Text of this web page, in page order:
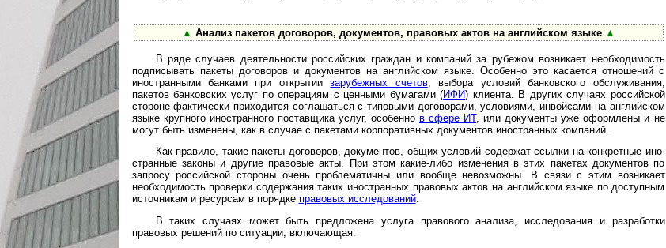
▲ Анализ пакетов договоров, документов, правовых актов на английском языке ▲
В ряде случаев деятельности российских граждан и компаний за рубежом возникает необходимость
подписывать пакеты договоров и документов на английском языке. Особенно это касается отношений с
иностранными банками при открытиизарубежных счетов, выбора условий банковского обслуживания,
пакетов банковских услуг по операциям с ценными бумагами (ИФИ) клиента. В других случаях российской
стороне фактически приходится соглашаться с типовыми договорами, условиями, инвойсами на английском
языке крупного иностранного поставщика услуг, особенно в сфере ИТ, или документы уже оформлены и не
могут быть изменены, как в случае с пакетами корпоративных документов иностранных компаний.
Как правило, такие пакеты договоров, документов, общих условий содержат ссылки на конкретные ино­
стран­ные законы и другие правовые акты. При этом какие-либо изменения в этих пакетах документов по
запросу российской стороны очень проблематичны или вообще невозможны. В связи с этим возникает
необходимость проверки содержания таких иностранных правовых актов на английском языке по доступным
источникам и ресурсам в порядке правовых исследований.
В таких случаях может быть предложена услуга правового анализа, исследования и разработки
правовых решений по ситуации, включающая: